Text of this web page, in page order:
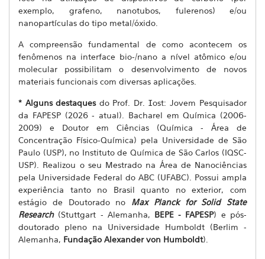
exemplo, grafeno, nanotubos, fulerenos) e/ou
nanopartículas do tipo metal/óxido.
A compreensão fundamental de como acontecem os
fenômenos na interface bio-/nano a nível atômico e/ou
molecular possibilitam o desenvolvimento de novos
materiais funcionais com diversas aplicações.
* Alguns destaquesdo Prof. Dr. Iost: Jovem Pesquisador
da FAPESP (2026 - atual). Bacharel em Química (2006-
2009) e Doutor em Ciências (Química - Área de
Concentração Físico-Química) pela Universidade de São
Paulo (USP), no Instituto de Química de São Carlos (IQSC-
USP). Realizou o seu Mestrado na Área de Nanociências
pela Universidade Federal do ABC (UFABC). Possui ampla
experiência tanto no Brasil quanto no exterior, com
estágio de Doutorado no Max Planck for Solid State
Research(Stuttgart - Alemanha, BEPE - FAPESP) e pós-
doutorado pleno na Universidade Humboldt (Berlim -
Alemanha, Fundação Alexander von Humboldt).